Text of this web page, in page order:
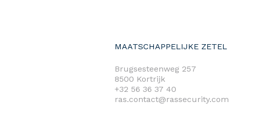
MAATSCHAPPELIJKE ZETEL
Brugsesteenweg 257
8500 Kortrijk
+32 56 36 37 40
ras.contact@rassecurity.com